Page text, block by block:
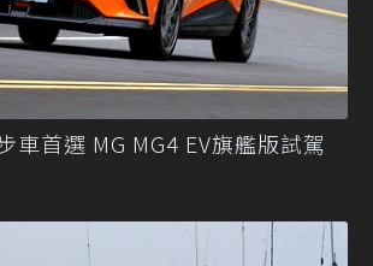
車首選 MG MG4 EV旗艦版試駕